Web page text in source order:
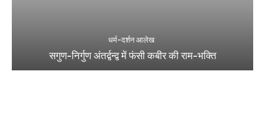
धर्म-दर्शन आलेख
सगुण-निर्गुण अंतर्द्वन्द्व में फंसी कबीर की राम-भक्ति